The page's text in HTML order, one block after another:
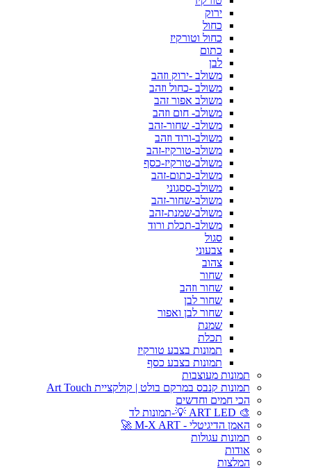
ירוק
כחול
כחול וטורקיז
כתום
לבן
משולב -ירוק וזהב
משולב -כחול וזהב
משולב אפור זהב
משולב- חום וזהב
משולב- שחור-זהב
משולב-ורוד וזהב
משולב-טורקיז-זהב
משולב-טורקיז-כסף
משולב-כתום-זהב
משולב-ססגוני
משולב-שחור-זהב
משולב-שמנת-זהב
משולב-תכלת ורוד
סגול
צבעוני
צהוב
שחור
שחור וזהב
שחור לבן
שחור לבן ואפור
שמנת
תכלת
תמונות בצבע טורקיז
תמונות בצבע כסף
תמונות מעוצבות
תמונות קנבס במרקם בולט | קולקציית Art Touch
הכי חמים וחדשים
🎨 ART LED 💡-תמונות לד
האמן הדיגיטלי - M-X ART 🚀
תמונות עגולות
אודות
המלצות